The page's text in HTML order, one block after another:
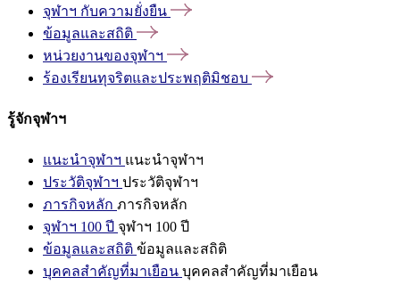
จุฬาฯ กับความยั่งยืน
ข้อมูลและสถิติ
หน่วยงานของจุฬาฯ
ร้องเรียนทุจริตและประพฤติมิชอบ
รู้จักจุฬาฯ
แนะนำจุฬาฯ แนะนำจุฬาฯ
ประวัติจุฬาฯ ประวัติจุฬาฯ
ภารกิจหลัก ภารกิจหลัก
จุฬาฯ 100 ปี จุฬาฯ 100 ปี
ข้อมูลและสถิติ ข้อมูลและสถิติ
บุคคลสำคัญที่มาเยือน บุคคลสำคัญที่มาเยือน